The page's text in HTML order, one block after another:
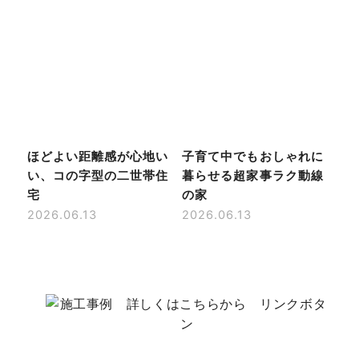
ほどよい距離感が心地い
い、コの字型の二世帯住
宅
2026.06.13
子育て中でもおしゃれに
暮らせる超家事ラク動線
の家
2026.06.13